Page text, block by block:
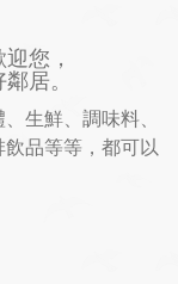
您，
居。
生鮮、調味料、
品等等，都可以